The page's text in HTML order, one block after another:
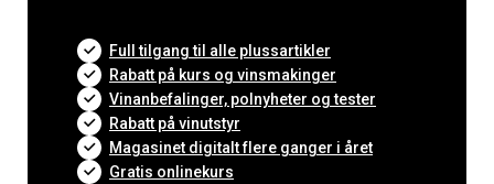
Full tilgang til alle plussartikler
Rabatt på kurs og vinsmakinger
Vinanbefalinger, polnyheter og tester
Rabatt på vinutstyr
Magasinet digitalt flere ganger i året
Gratis onlinekurs